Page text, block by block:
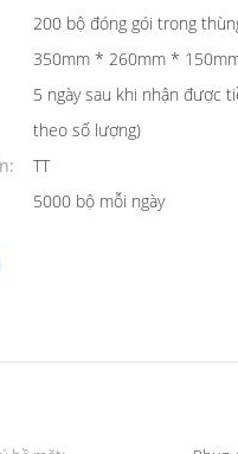
200 bộ đóng gói trong
350mm * 260mm *
5 ngày sau khi nhận được
theo số lượng)
TT
5000 bộ mỗi ngày